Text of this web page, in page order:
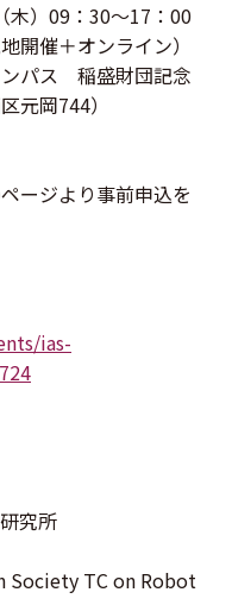
木）09：30～17：00
開催＋オンライン）
パス 稲盛財団記念
元岡744）
ージより事前申込を
ias-
究所
Society TC on Robot